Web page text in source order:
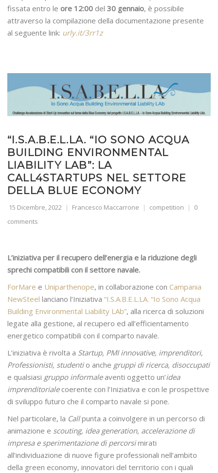
fissata entro le ore 12:00 del 30 gennaio, è possibile
attraverso la compilazione della documentazione presente
al seguente link: urly.it/3rr1z
“I.S.A.B.E.L.LA. “IO SONO ACQUA
BUILDING ENVIRONMENTAL
LIABILITY LAB”: LA
CALL4STARTUPS NEL SETTORE
DELLA BLUE ECONOMY
15 Dicembre, 2022 Francesco Maccarrone competition
0
comments
L’iniziativa per il recupero dell’energia e la riduzione degli
sprechi compatibili con il settore navale.
ForMare e Uniparthenope, in collaborazione con Campania
NewSteel lanciano l’Iniziativa “I.S.A.B.E.L.LA. “Io Sono Acqua
Building Environmental Liability LAb”, alla ricerca di soluzioni
legate alla gestione, al recupero ed all’efficientamento
energetico compatibili con il comparto navale.
L’iniziativa è rivolta a Startup, PMI innovative, imprenditori,
Professionisti, studentio anche gruppi di ricerca, disoccupati
e qualsiasi gruppo informaleaventi oggetto un’idea
imprenditorialecoerente con l’Iniziativa e con le prospettive
di sviluppo futuro che il comparto navale si pone.
Nel particolare, la Callpunta a coinvolgere in un percorso di
animazione e scouting, idea generation, accelerazione di
impresa e sperimentazione di percorsimirati
all’individuazione di nuove figure professionali nell’ambito
della green economy, innovatori del territorio con i quali